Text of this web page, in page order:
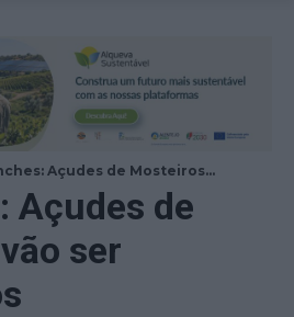
Açudes de Mosteiros...
Açudes de
ser